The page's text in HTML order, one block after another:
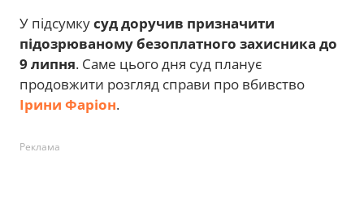
У підсумкусуд доручив призначити
підозрюваному безоплатного захисника до
9 липня. Саме цього дня суд планує
продовжити розгляд справи про вбивство
Ірини Фаріон.
Реклама